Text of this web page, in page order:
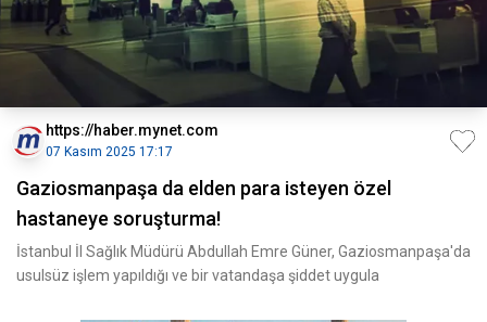
https://haber.mynet.com
07 Kasım 2025 17:17
Gaziosmanpaşa da elden para isteyen özel
hastaneye soruşturma!
İstanbul İl Sağlık Müdürü Abdullah Emre Güner, Gaziosmanpaşa'da
usulsüz işlem yapıldığı ve bir vatandaşa şiddet uygula